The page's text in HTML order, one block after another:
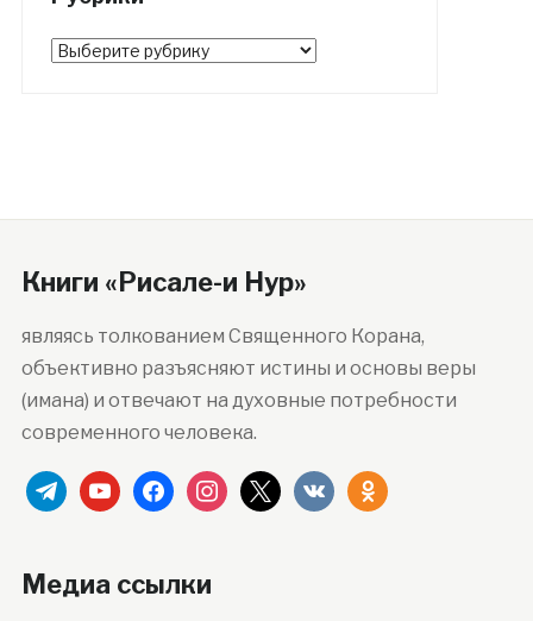
Рубрики
Книги «Рисале-и Нур»
являясь толкованием Священного Корана,
объективно разъясняют истины и основы веры
(имана) и отвечают на духовные потребности
современного человека.
telegramyoutubefacebookinstagram
x vkontakteodnoklassniki
Медиа ссылки